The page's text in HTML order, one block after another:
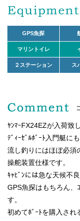
GPS魚探
マリントイレ
２ステーション ス
ﾔﾝﾏｰFX24EZが入荷致
ﾃﾞｨｰｾﾞﾙﾎﾞｰﾄ入門艇に
流し釣りにはほぼ必須
操舵装置仕様です。
ｷｬﾋﾞﾝには急な天候不
GPS魚探はもちろん、
す。
初めてﾎﾞｰﾄを購入され